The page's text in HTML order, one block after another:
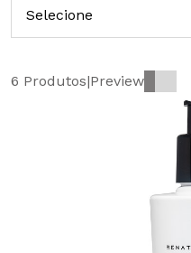
Selecione
6 Produtos|Preview